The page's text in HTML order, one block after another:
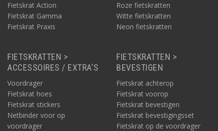
Fietskrat Action
Fietskrat Gamma
Fietskrat Praxis
Roze fietskratten
Witte fietskratten
Neon fietskratten
FIETSKRATTEN >
ACCESSOIRES / EXTRA'S
Voordrager
Fietskrat hoes
Fietskrat stickers
Netbinder voor op
voordrager
FIETSKRATTEN >
BEVESTIGEN
Fietskrat achterop
Fietskrat voorop
Fietskrat bevestigen
Fietskrat bevestigingsset
Fietskrat op de voordrager